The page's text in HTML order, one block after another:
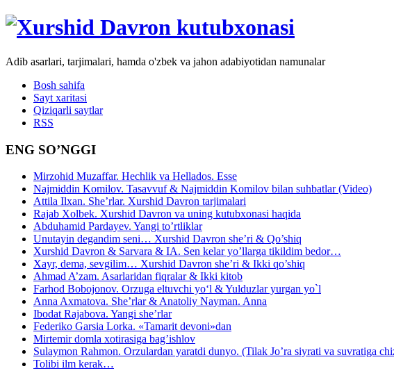
Adib asarlari, tarjimalari, hamda o'zbek va jahon adabiyotidan namunalar
Bosh sahifa
Sayt xaritasi
Qiziqarli saytlar
RSS
ENG SO’NGGI
Mirzohid Muzaffar. Hechlik va Hellados. Esse
Najmiddin Komilov. Tasavvuf & Najmiddin Komilov bilan suhbatlar (Video)
Attila Ilxan. She’rlar. Xurshid Davron tarjimalari
Rajab Xolbek. Xurshid Davron va uning kutubxonasi haqida
Abduhamid Pardayev. Yangi to’rtliklar
Unutayin degandim seni… Xurshid Davron she’ri & Qo’shiq
Xurshid Davron & Sarvara & IA. Sen kelar yo’llarga tikildim bedor…
Xayr, dema, sevgilim… Xurshid Davron she’ri & Ikki qo’shiq
Ahmad A’zam. Asarlaridan fiqralar & Ikki kitob
Farhod Bobojonov. Orzuga eltuvchi yo‘l & Yulduzlar yurgan yo`l
Anna Axmatova. She’rlar & Anatoliy Nayman. Anna
Ibodat Rajabova. Yangi she’rlar
Federiko Garsia Lorka. «Tamarit devoni»dan
Mirtemir domla xotirasiga bag’ishlov
Sulaymon Rahmon. Orzulardan yaratdi dunyo. (Tilak Jo’ra siyrati va suvratiga
Tolibi ilm kerak…